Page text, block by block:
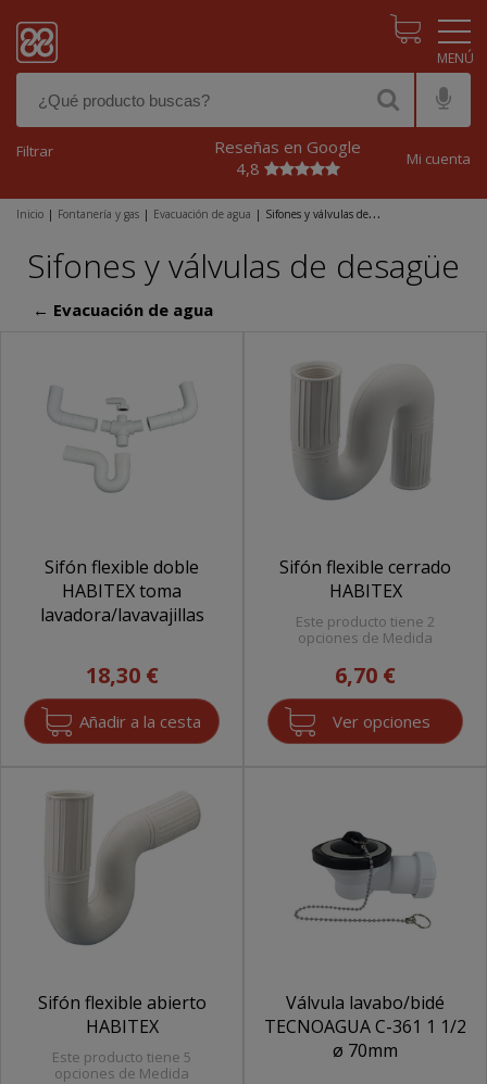
Reseñas en Google
4,8
Filtrar Mi cuenta
Inicio | Fontanería y gas | Evacuación de agua | Sifones y válvulas de
Sifones y válvulas de desagüe
← Evacuación de agua
Sifón flexible doble
HABITEX toma
lavadora/lavavajillas
18,30 €
Sifón flexible cerrado
HABITEX
Este producto tiene 2
opciones de Medida
6,70 €
Ver opciones
Sifón flexible abierto
HABITEX
Este producto tiene 5
opciones de Medida
Válvula lavabo/bidé
TECNOAGUA C-361 1 1/2
ø 70mm